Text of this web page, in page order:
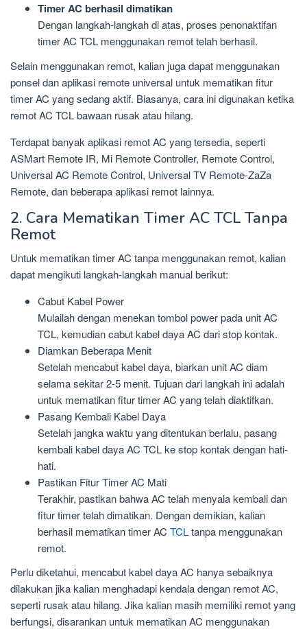
Timer AC berhasil dimatikan
Dengan langkah-langkah di atas, proses penonaktifan
timer AC TCL menggunakan remot telah berhasil.
Selain menggunakan remot, kalian juga dapat menggunakan
ponsel dan aplikasi remote universal untuk mematikan fitur
timer AC yang sedang aktif. Biasanya, cara ini digunakan ketika
remot AC TCL bawaan rusak atau hilang.
Terdapat banyak aplikasi remot AC yang tersedia, seperti
ASMart Remote IR, Mi Remote Controller, Remote Control,
Universal AC Remote Control, Universal TV Remote-ZaZa
Remote, dan beberapa aplikasi remot lainnya.
2. Cara Mematikan Timer AC TCL Tanpa
Remot
Untuk mematikan timer AC tanpa menggunakan remot, kalian
dapat mengikuti langkah-langkah manual berikut:
Cabut Kabel Power
Mulailah dengan menekan tombol power pada unit AC
TCL, kemudian cabut kabel daya AC dari stop kontak.
Diamkan Beberapa Menit
Setelah mencabut kabel daya, biarkan unit AC diam
selama sekitar 2-5 menit. Tujuan dari langkah ini adalah
untuk mematikan fitur timer AC yang telah diaktifkan.
Pasang Kembali Kabel Daya
Setelah jangka waktu yang ditentukan berlalu, pasang
kembali kabel daya AC TCL ke stop kontak dengan hati-
hati.
Pastikan Fitur Timer AC Mati
Terakhir, pastikan bahwa AC telah menyala kembali dan
fitur timer telah dimatikan. Dengan demikian, kalian
berhasil mematikan timer AC TCLtanpa menggunakan
remot.
Perlu diketahui, mencabut kabel daya AC hanya sebaiknya
dilakukan jika kalian menghadapi kendala dengan remot AC,
seperti rusak atau hilang. Jika kalian masih memiliki remot yang
berfungsi, disarankan untuk mematikan AC menggunakan